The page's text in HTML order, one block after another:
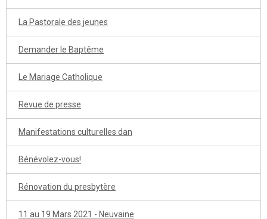
La Pastorale des jeunes
Demander le Baptême
Le Mariage Catholique
Revue de presse
Manifestations culturelles dan
Bénévolez-vous!
Rénovation du presbytère
11 au 19 Mars 2021 - Neuvaine